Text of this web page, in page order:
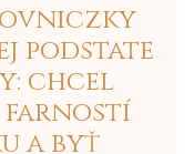
podstate
chcel
farností
a byť